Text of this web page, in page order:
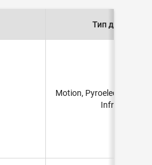
25M
27.6" (70cm) 2.3'
31.5" (80cm) 2.6'
47" (120cm) 3.9'
51" (130cm) 4.3'
Тип датчика
Motion, Pyroelectric, PIR
Infrared)